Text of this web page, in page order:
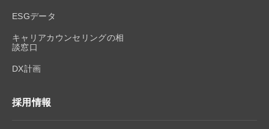
ESGデータ
キャリアカウンセリングの相
談窓口
DX計画
採用情報